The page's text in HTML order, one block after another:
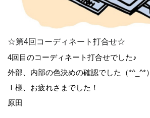
☆第4回コーディネート打合せ☆
4回目のコーディネート打合せでした♪
外部、内部の色決めの確認でした（*^_^*）
Ｉ様、お疲れさまでした！
原田